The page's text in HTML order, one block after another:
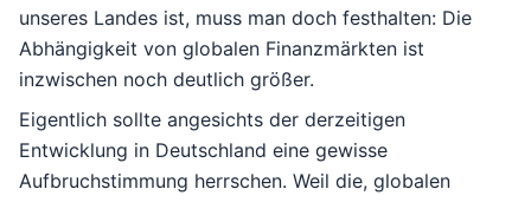
unseres Landes ist, muss man doch festhalten: Die
Abhängigkeit von globalen Finanzmärkten ist
inzwischen noch deutlich größer.
Eigentlich sollte angesichts der derzeitigen
Entwicklung in Deutschland eine gewisse
Aufbruchstimmung herrschen. Weil die, globalen